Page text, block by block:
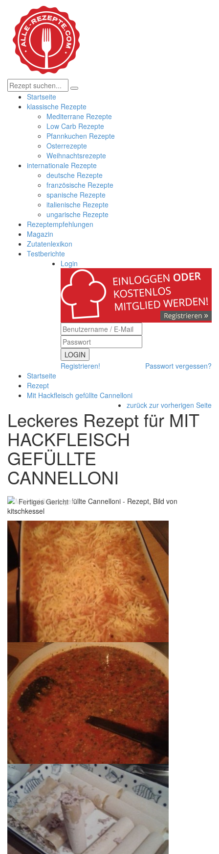
Startseite
klassische Rezepte
Mediterrane Rezepte
Low Carb Rezepte
Pfannkuchen Rezepte
Osterrezepte
Weihnachtsrezepte
internationale Rezepte
deutsche Rezepte
französische Rezepte
spanische Rezepte
italienische Rezepte
ungarische Rezepte
Rezeptempfehlungen
Magazin
Zutatenlexikon
Testberichte
Login
LOGIN
Registrieren!
Passwort vergessen?
Startseite
Rezept
Mit Hackfleisch gefüllte Cannelloni
zurück zur vorherigen Seite
Leckeres Rezept für MIT
HACKFLEISCH
GEFÜLLTE
CANNELLONI
Fertiges Gericht